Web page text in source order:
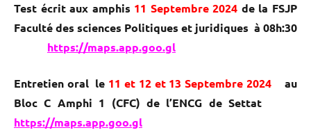
Test écrit aux amphis 11 Septembre 2024 de la FSJP
Faculté des sciences Politiques et juridiques à 08h:30
https://maps.app.goo.gl
Entretien oral le 11 et 12 et 13 Septembre 2024au
Bloc C Amphi 1 (CFC) de l’ENCG de Settat
https://maps.app.goo.gl